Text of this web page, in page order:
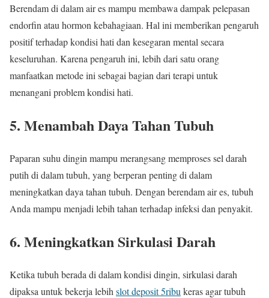
Berendam di dalam air es mampu membawa dampak pelepasan
endorfin atau hormon kebahagiaan. Hal ini memberikan pengaruh
positif terhadap kondisi hati dan kesegaran mental secara
keseluruhan. Karena pengaruh ini, lebih dari satu orang
manfaatkan metode ini sebagai bagian dari terapi untuk
menangani problem kondisi hati.
5. Menambah Daya Tahan Tubuh
Paparan suhu dingin mampu merangsang memproses sel darah
putih di dalam tubuh, yang berperan penting di dalam
meningkatkan daya tahan tubuh. Dengan berendam air es, tubuh
Anda mampu menjadi lebih tahan terhadap infeksi dan penyakit.
6. Meningkatkan Sirkulasi Darah
Ketika tubuh berada di dalam kondisi dingin, sirkulasi darah
dipaksa untuk bekerja lebih slot deposit 5ribu keras agar tubuh